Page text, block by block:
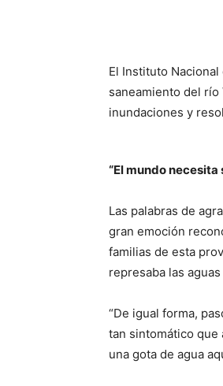
El Instituto
saneamiento del
inundaciones y
“El mundo necesita
Las palabras de
gran emoción
familias de esta
represaba las
“De igual forma,
tan sintomático que
una gota de agua